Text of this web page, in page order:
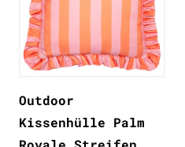
Outdoor
Kissenhülle Palm